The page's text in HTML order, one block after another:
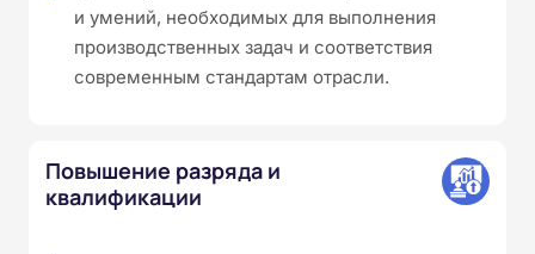
и умений, необходимых для выполнения
производственных задач и соответствия
современным стандартам отрасли.
Повышение разряда и
квалификации